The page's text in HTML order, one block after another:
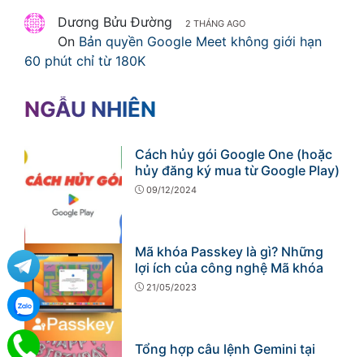
Dương Bửu Đường
2 THÁNG AGO
On Bản quyền Google Meet không giới hạn
60 phút chỉ từ 180K
NGẪU NHIÊN
Cách hủy gói Google One (hoặc
hủy đăng ký mua từ Google Play)
09/12/2024
Mã khóa Passkey là gì? Những
lợi ích của công nghệ Mã khóa
21/05/2023
Tổng hợp câu lệnh Gemini tại